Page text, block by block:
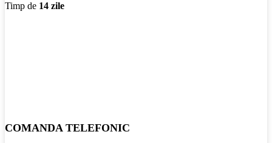
Timp de 14 zile
COMANDA TELEFONIC